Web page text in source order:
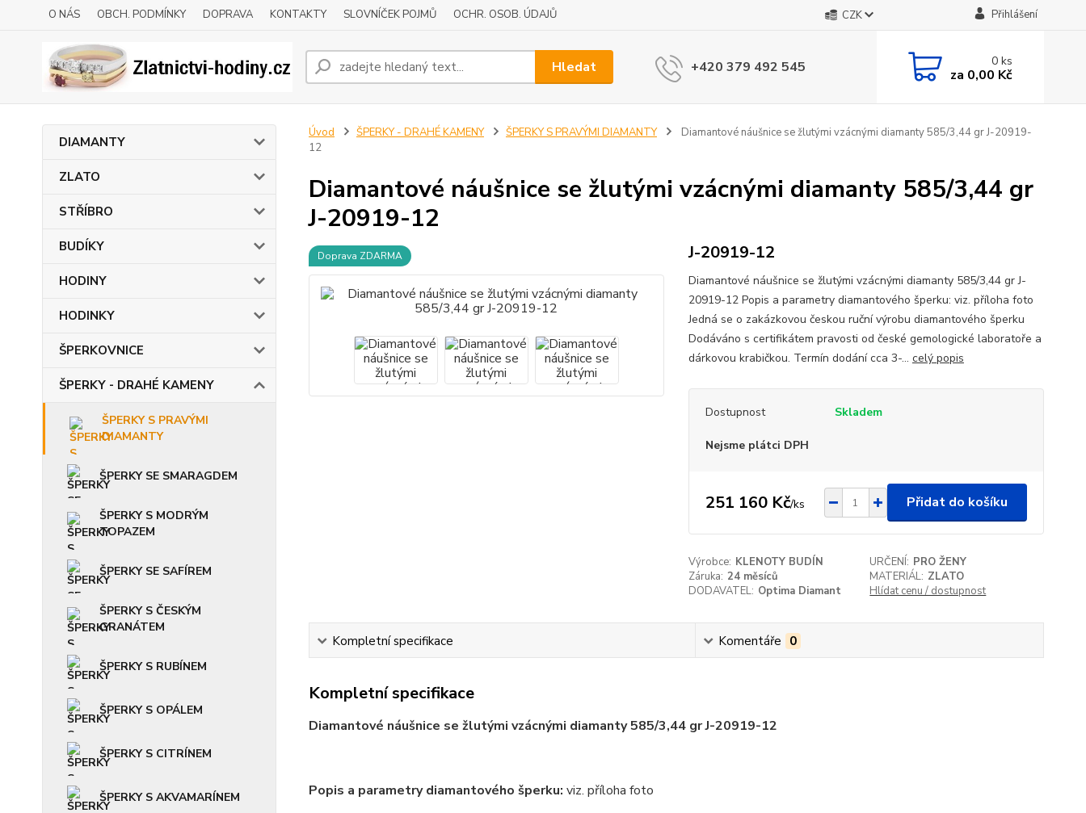
O NÁS OBCH. PODMÍNKY DOPRAVA KONTAKTY SLOVNÍČEK POJMŮ OCHR. OSOB. ÚDAJŮ CZK Přihlášení
Hledat +420 379 492 545 0ks
za 0,00 Kč
DIAMANTY
ZLATO
STŘÍBRO
BUDÍKY
HODINY
HODINKY
ŠPERKOVNICE
ŠPERKY - DRAHÉ KAMENY
ŠPERKY S PRAVÝMI
DIAMANTY
ŠPERKY SE SMARAGDEM
ŠPERKY S MODRÝM
TOPAZEM
ŠPERKY SE SAFÍREM
ŠPERKY S ČESKÝM
GRANÁTEM
ŠPERKY S RUBÍNEM
ŠPERKY S OPÁLEM
ŠPERKY S CITRÍNEM
ŠPERKY S AKVAMARÍNEM
Úvod ŠPERKY - DRAHÉ KAMENY ŠPERKY S PRAVÝMI DIAMANTY
Diamantové náušnice se žlutými vzácnými diamanty 585/3,44 gr J-20919-
12
Diamantové náušnice se žlutými vzácnými diamanty 585/3,44 gr
J-20919-12
Doprava ZDARMA J-20919-12
Diamantové náušnice se žlutými vzácnými diamanty 585/3,44 gr J-
20919-12 Popis a parametry diamantového šperku: viz. příloha foto
Jedná se o zakázkovou českou ruční výrobu diamantového šperku
Dodáváno s certifikátem pravosti od české gemologické laboratoře a
dárkovou krabičkou. Termín dodání cca 3-... celý popis
Dostupnost Skladem
Nejsme plátci DPH
251 160 Kč/ks Přidat do košíku
Výrobce: KLENOTY BUDÍN URČENÍ: PRO ŽENY
Záruka: 24 měsíců MATERIÁL: ZLATO
DODAVATEL: Optima Diamant Hlídat cenu / dostupnost
Kompletní specifikace Komentáře 0
Kompletní specifikace
Diamantové náušnice se žlutými vzácnými diamanty 585/3,44 gr J-20919-12
Popis a parametry diamantového šperku: viz. příloha foto